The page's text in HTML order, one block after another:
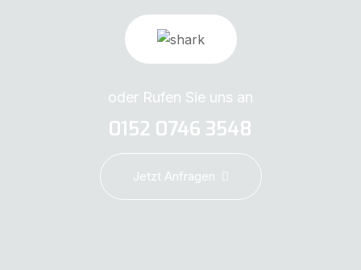
oder Rufen Sie uns an
0152 0746 3548
Jetzt Anfragen